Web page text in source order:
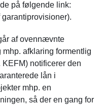
på følgende link:
af ovennævnte
afklaring formentlig
notificerer den
lån i
mhp. en
så der en gang for